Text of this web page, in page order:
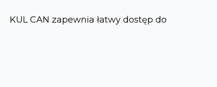
KUL CAN zapewnia łatwy dostęp do